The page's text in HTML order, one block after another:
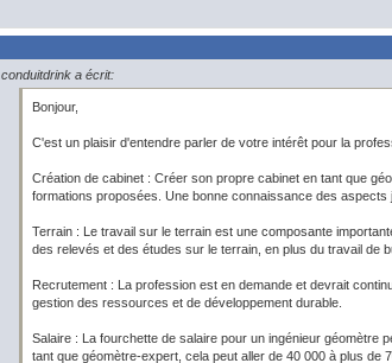
conduitdrink a écrit:
Bonjour,
C'est un plaisir d'entendre parler de votre intérêt pour la
Création de cabinet : Créer son propre cabinet en tant que
formations proposées. Une bonne connaissance des
Terrain : Le travail sur le terrain est une composante
des relevés et des études sur le terrain, en plus du travail de
Recrutement : La profession est en demande et devrait
gestion des ressources et de développement durable.
Salaire : La fourchette de salaire pour un ingénieur géomètre
tant que géomètre-expert, cela peut aller de 40 000 à plus de